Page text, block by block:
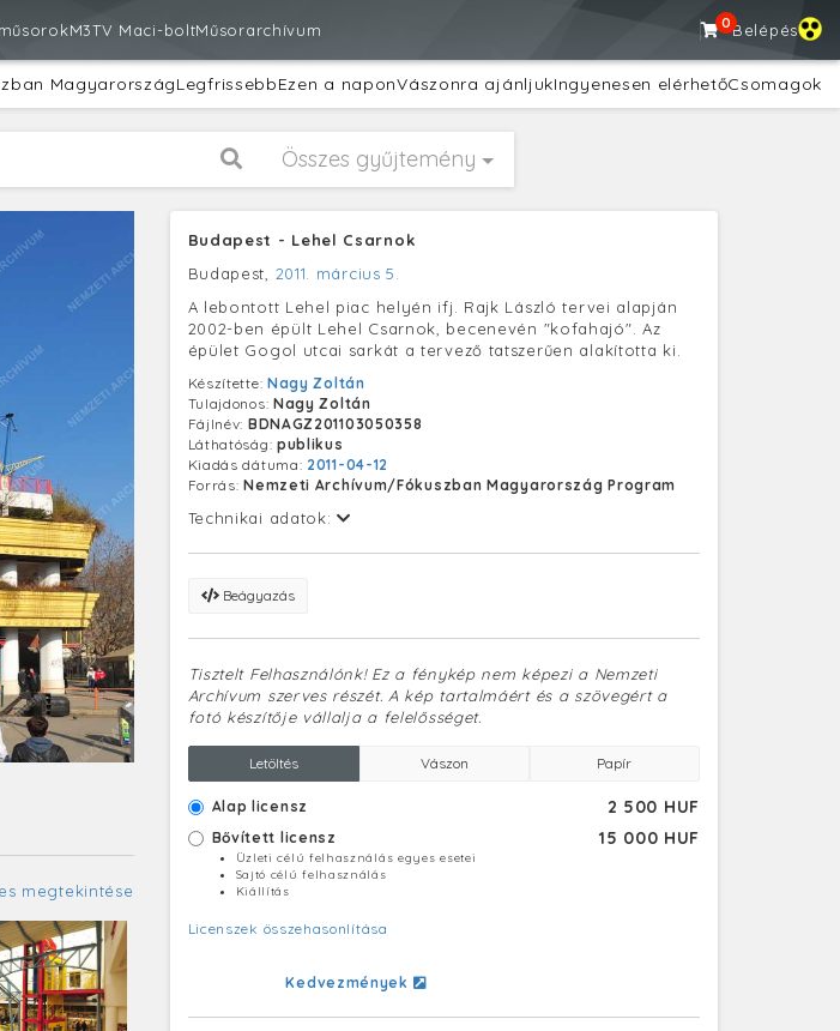
M3TV Maci-boltMűsorarchívum 0Belépés
MagyarországLegfrissebbEzen a naponVászonra ajánljukIngyenesen elérhetőCsomagok
Összes gyűjtemény
megtekintése
Budapest - Lehel Csarnok
Budapest, 2011. március 5.
A lebontott Lehel piac helyén ifj. Rajk László tervei alapján
2002-ben épült Lehel Csarnok, becenevén "kofahajó". Az
épület Gogol utcai sarkát a tervező tatszerűen alakította ki.
Készítette: Nagy Zoltán
Tulajdonos: Nagy Zoltán
Fájlnév: BDNAGZ201103050358
Láthatóság: publikus
Kiadás dátuma: 2011-04-12
Forrás:Nemzeti Archívum/Fókuszban Magyarország Program
Technikai adatok:
Beágyazás
Tisztelt Felhasználónk! Ez a fénykép nem képezi a Nemzeti
Archívum szerves részét. A kép tartalmáért és a szövegért a
fotó készítője vállalja a felelősséget.
Letöltés Vászon Papír
Alap licensz 2 500 HUF
Bővített licensz 15 000 HUF
Üzleti célú felhasználás egyes esetei
Sajtó célú felhasználás
Kiállítás
Licenszek összehasonlítása
Kedvezmények